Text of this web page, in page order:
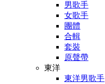
男歌手
女歌手
團體
合輯
套裝
原聲帶
東洋
東洋男歌手